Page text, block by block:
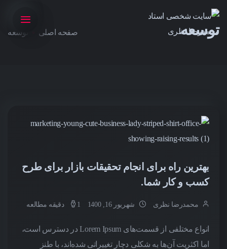
توسعه صفحه اصلی توسعه
بهترین راه برای انجام تحقیقات بازار برای طرح
کسب و کار شما.
محمدرضا نظری شهریور 16, 1400 1 دقیقه مطالعه
انواع مختلفی از قسمت‌های Lorem Ipsum در دسترس است،
اما اکثریت آن‌ها به شکلی دچار تغییراتی شده‌اند، با طنز